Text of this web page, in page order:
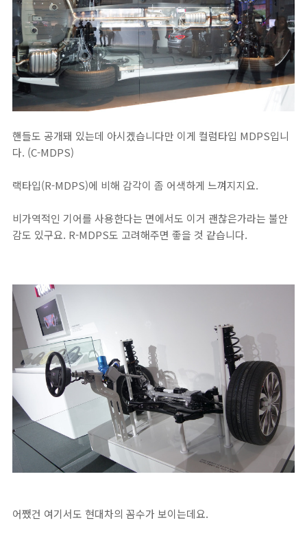
핸들도 공개돼 있는데 아시겠습니다만 이게 컬럼타입 MDPS입니
다. (C-MDPS)
랙타입(R-MDPS)에 비해 감각이 좀 어색하게 느껴지지요.
비가역적인 기어를 사용한다는 면에서도 이거 괜찮은가라는 불안
감도 있구요. R-MDPS도 고려해주면 좋을 것 같습니다.
어쨌건 여기서도 현대차의 꼼수가 보이는데요.